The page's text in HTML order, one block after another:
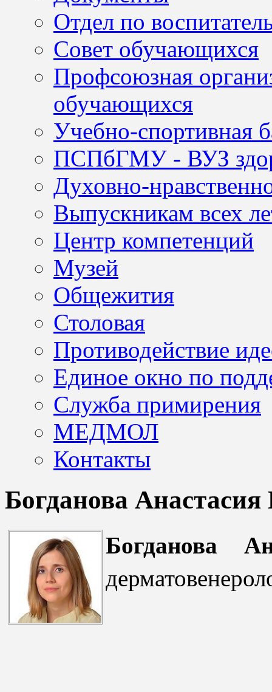
Отдел по
Совет обучающихся
Профсоюзная
обучающихся
Учебно-спортивная
ПСПбГМУ - ВУЗ
Духовно-
Выпускникам всех
Центр компетенций
Музей
Общежития
Столовая
Противодействие
Единое окно по
Служба примирения
МЕДМОЛ
Контакты
Богданова
Богданова